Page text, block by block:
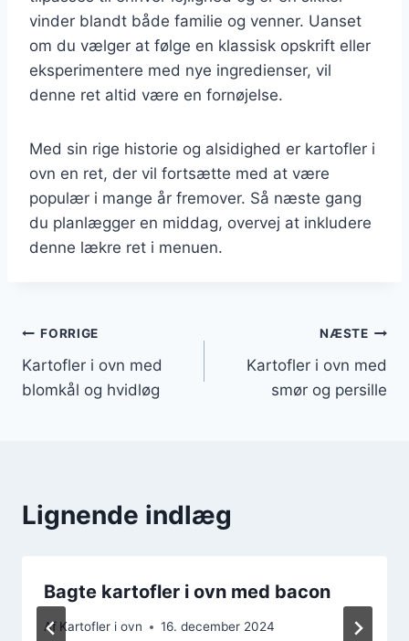
vinder blandt både familie og venner. Uanset
om du vælger at følge en klassisk opskrift eller
eksperimentere med nye ingredienser, vil
denne ret altid være en fornøjelse.
Med sin rige historie og alsidighed er kartofler i
ovn en ret, der vil fortsætte med at være
populær i mange år fremover. Så næste gang
du planlægger en middag, overvej at inkludere
denne lækre ret i menuen.
Indlægsnavigation
FORRIGE
Kartofler i ovn med
blomkål og hvidløg
NÆSTE
Kartofler i ovn med
smør og persille
Lignende indlæg
Bagte kartofler i ovn med bacon
Af Kartofler i ovn 16. december 2024